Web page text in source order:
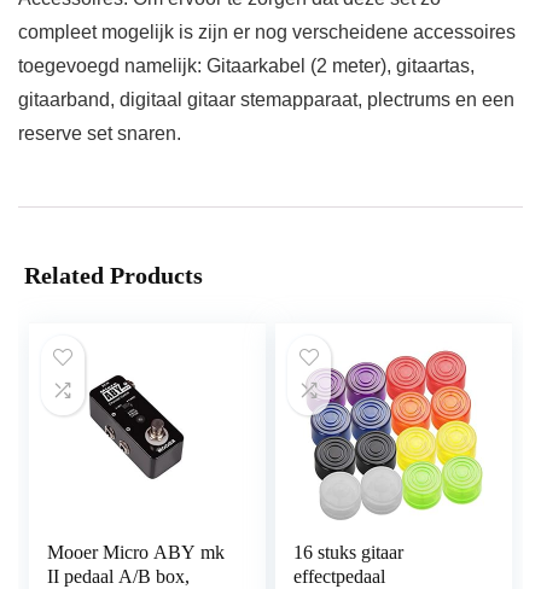
compleet mogelijk is zijn er nog verscheidene accessoires
toegevoegd namelijk: Gitaarkabel (2 meter), gitaartas,
gitaarband, digitaal gitaar stemapparaat, plectrums en een
reserve set snaren.
Related Products
Mooer Micro ABY mk
II pedaal A/B box,
16 stuks gitaar
effectpedaal